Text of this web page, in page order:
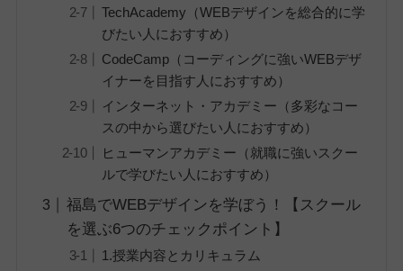
TechAcademy（WEBデザインを総合的に学
びたい人におすすめ）
CodeCamp（コーディングに強いWEBデザ
イナーを目指す人におすすめ）
インターネット・アカデミー（多彩なコー
スの中から選びたい人におすすめ）
ヒューマンアカデミー（就職に強いスクー
ルで学びたい人におすすめ）
福島でWEBデザインを学ぼう！【スクール
を選ぶ6つのチェックポイント】
1.授業内容とカリキュラム